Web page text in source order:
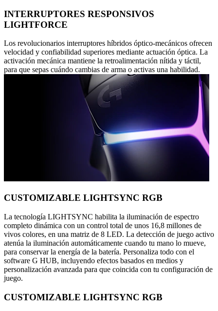
INTERRUPTORES RESPONSIVOS
LIGHTFORCE
Los revolucionarios interruptores híbridos óptico-mecánicos ofrecen
velocidad y confiabilidad superiores mediante actuación óptica. La
activación mecánica mantiene la retroalimentación nítida y táctil,
para que sepas cuándo cambias de arma o activas una habilidad.
CUSTOMIZABLE LIGHTSYNC RGB
La tecnología LIGHTSYNC habilita la iluminación de espectro
completo dinámica con un control total de unos 16,8 millones de
vivos colores, en una matriz de 8 LED. La detección de juego activo
atenúa la iluminación automáticamente cuando tu mano lo mueve,
para conservar la energía de la batería. Personaliza todo con el
software G HUB, incluyendo efectos basados en medios y
personalización avanzada para que coincida con tu configuración de
juego.
CUSTOMIZABLE LIGHTSYNC RGB